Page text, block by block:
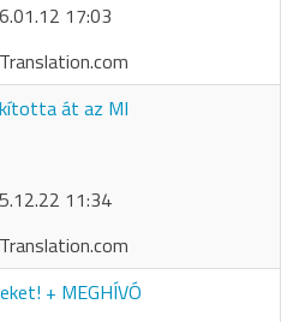
17:03
át az MI
11:34
+ MEGHÍVÓ